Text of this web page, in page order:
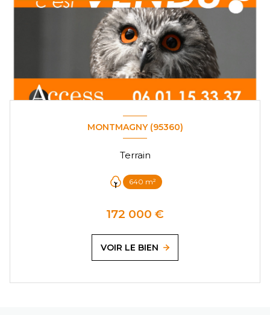
MONTMAGNY (95360)
Terrain
640 m²
172 000 €
VOIR LE BIEN